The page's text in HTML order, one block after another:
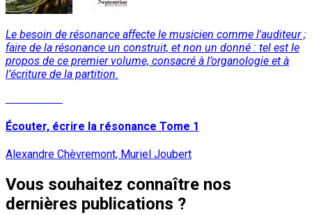
Le besoin de résonance affecte le musicien comme l'auditeur ;
faire de la résonance un construit, et non un donné : tel est le
propos de ce premier volume, consacré à l’organologie et à
l’écriture de la partition.
Écouter, écrire la résonance Tome 1
Alexandre Chèvremont, Muriel Joubert
Vous souhaitez connaître nos
dernières publications ?